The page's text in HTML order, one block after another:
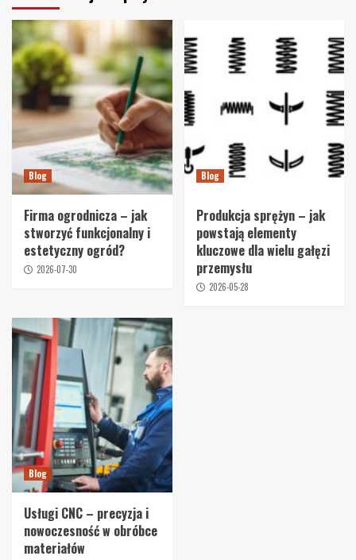
Blog
Firma ogrodnicza – jak
stworzyć funkcjonalny i
estetyczny ogród?
2026-07-30
Blog
Produkcja sprężyn – jak
powstają elementy
kluczowe dla wielu gałęzi
przemysłu
2026-05-28
Blog
Usługi CNC – precyzja i
nowoczesność w obróbce
materiałów